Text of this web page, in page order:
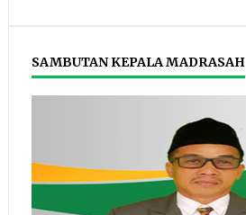
SAMBUTAN KEPALA MADRASAH